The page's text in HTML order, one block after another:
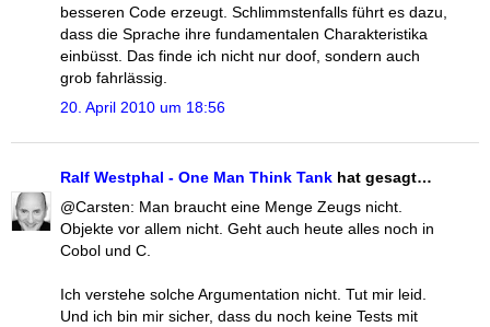
besseren Code erzeugt. Schlimmstenfalls führt es dazu,
dass die Sprache ihre fundamentalen Charakteristika
einbüsst. Das finde ich nicht nur doof, sondern auch
grob fahrlässig.
20. April 2010 um 18:56
Ralf Westphal - One Man Think Tank hat gesagt…
@Carsten: Man braucht eine Menge Zeugs nicht.
Objekte vor allem nicht. Geht auch heute alles noch in
Cobol und C.
Ich verstehe solche Argumentation nicht. Tut mir leid.
Und ich bin mir sicher, dass du noch keine Tests mit